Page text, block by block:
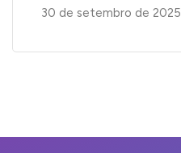
30 de setembro de 2025